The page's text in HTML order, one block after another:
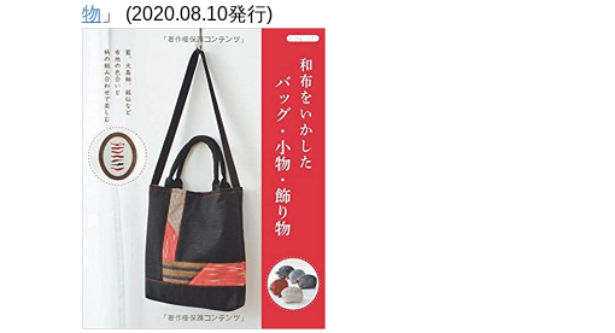
物 」 (2020.08.10発行)